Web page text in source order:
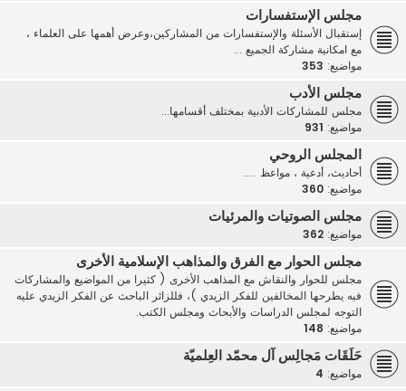
مجلس الإستفسارات
إستقبال الأسئلة والإستفسارات من المشاركين،وعرض أهمها على العلماء ،
مع امكانية مشاركة الجميع ...
مواضيع: 353
مجلس الأدب
مجلس للمشاركات الأدبية بمختلف أقسامها...
مواضيع: 931
المجلس الروحي
أحاديث، أدعية ، مواعظ .....
مواضيع: 360
مجلس الصوتيات والمرئيات
مواضيع: 362
مجلس الحوار مع الفرق والمذاهب الإسلامية الأخرى
مجلس للحوار والنقاش مع المذاهب الأخرى ( كثيرا من المواضيع والمشاركات
فيه يطرحها المخالفين للفكر الزيدي )، فللزائر الباحث عن الفكر الزيدي عليه
التوجه لمجلس الدراسات والأبحاث ومجلس الكتب.
مواضيع: 148
حَلَقَات مَجالِس آل محمّد العِلميّة
مواضيع: 4